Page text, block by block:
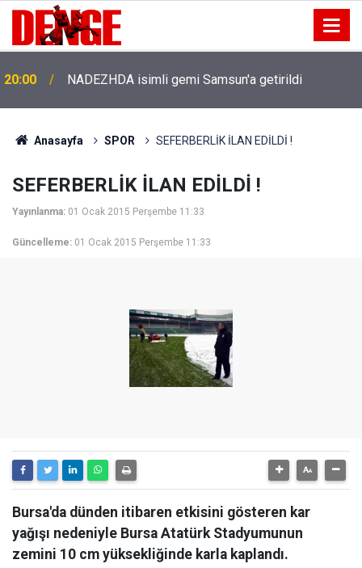
20:00 NADEZHDA isimli gemi Samsun'a getirildi
Anasayfa SPOR SEFERBERLİK İLAN EDİLDİ !
SEFERBERLİK İLAN EDİLDİ !
Yayınlanma: 01 Ocak 2015 Perşembe 11:33
Güncelleme: 01 Ocak 2015 Perşembe 11:33
Bursa'da dünden itibaren etkisini gösteren kar
yağışı nedeniyle Bursa Atatürk Stadyumunun
zemini 10 cm yüksekliğinde karla kaplandı.